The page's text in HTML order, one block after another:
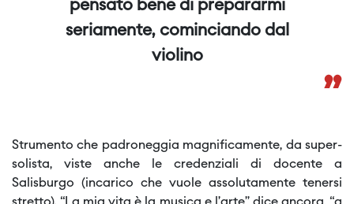
pensato bene di prepararmi
seriamente, cominciando dal
violino
”
Strumento che padroneggia magnificamente, da super-
solista, viste anche le credenziali di docente a
Salisburgo (incarico che vuole assolutamente tenersi